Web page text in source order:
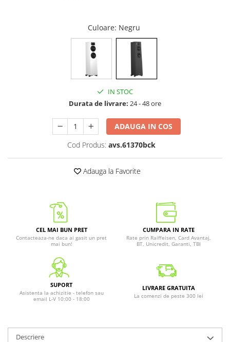
Culoare: Negru
IN STOC
Durata de livrare: 24 - 48 ore
ADAUGA IN COS
Cod Produs: avs.61370bck
Adauga la Favorite
CEL MAI BUN PRET
Contacteaza-ne daca ai gasit un pret
mai bun!
CUMPARA IN RATE
Rate prin Raiffeisen, Card Avantaj,
BT, Unicredit, Garanti, TBI
SUPORT
Asistenta la achizitie - telefon sau
email L-V 10:00 - 18:00
LIVRARE GRATUITA
La comenzi de peste 300 lei
Descriere